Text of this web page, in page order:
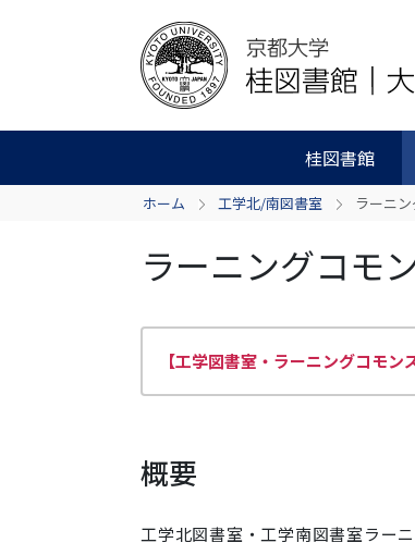
桂図書館
ホーム 工学北/南図書室 ラーニ
ラーニングコモ
【工学図書室・ラーニングコモ
概要
工学北図書室・工学南図書室ラー